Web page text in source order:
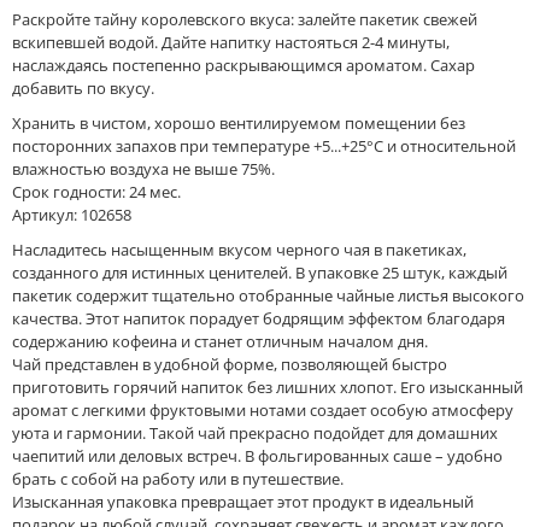
Раскройте тайну королевского вкуса: залейте пакетик свежей
вскипевшей водой. Дайте напитку настояться 2-4 минуты,
наслаждаясь постепенно раскрывающимся ароматом. Сахар
добавить по вкусу.
Хранить в чистом, хорошо вентилируемом помещении без
посторонних запахов при температуре +5...+25°C и относительной
влажностью воздуха не выше 75%.
Срок годности: 24 мес.
Артикул: 102658
Насладитесь насыщенным вкусом черного чая в пакетиках,
созданного для истинных ценителей. В упаковке 25 штук, каждый
пакетик содержит тщательно отобранные чайные листья высокого
качества. Этот напиток порадует бодрящим эффектом благодаря
содержанию кофеина и станет отличным началом дня.
Чай представлен в удобной форме, позволяющей быстро
приготовить горячий напиток без лишних хлопот. Его изысканный
аромат с легкими фруктовыми нотами создает особую атмосферу
уюта и гармонии. Такой чай прекрасно подойдет для домашних
чаепитий или деловых встреч. В фольгированных саше – удобно
брать с собой на работу или в путешествие.
Изысканная упаковка превращает этот продукт в идеальный